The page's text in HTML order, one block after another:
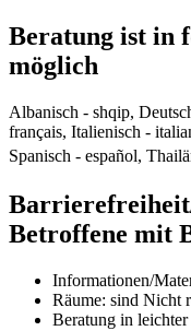
Beratung ist in
möglich
Albanisch - shqip,
français, Italienisch -
Spanisch - español,
Betroffene mit
Informationen/
Räume: sind Nicht
Beratung in